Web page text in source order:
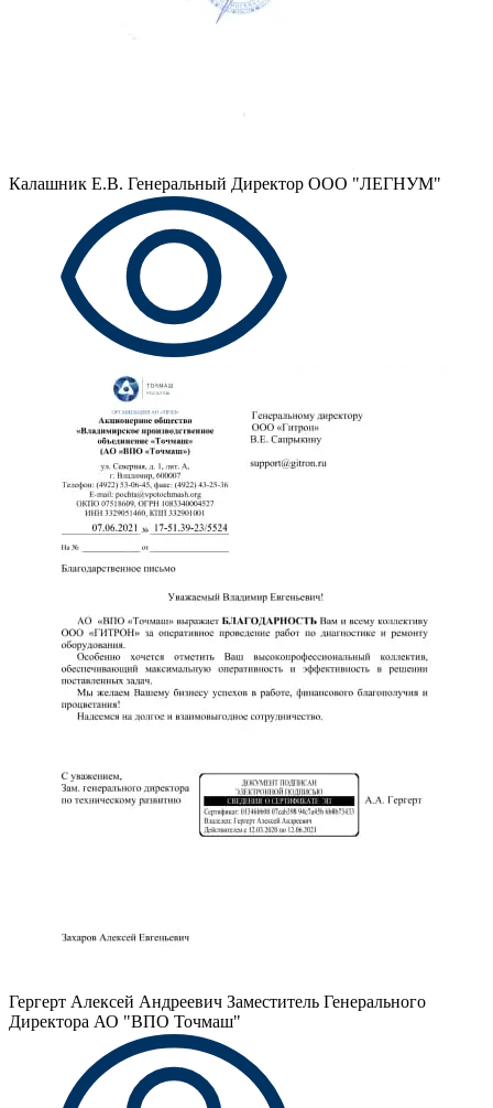
Калашник Е.В. Генеральный Директор ООО "ЛЕГНУМ"
Гергерт Алексей Андреевич Заместитель Генерального
Директора АО "ВПО Точмаш"